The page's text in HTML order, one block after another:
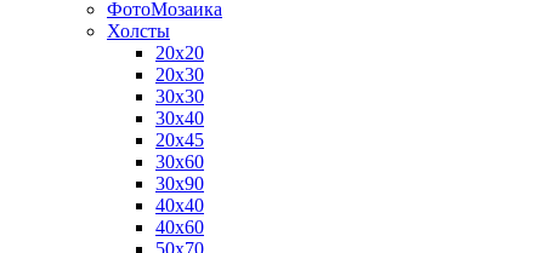
ФотоМозаика
Холсты
20х20
20х30
30х30
30х40
20х45
30х60
30х90
40х40
40х60
50х70